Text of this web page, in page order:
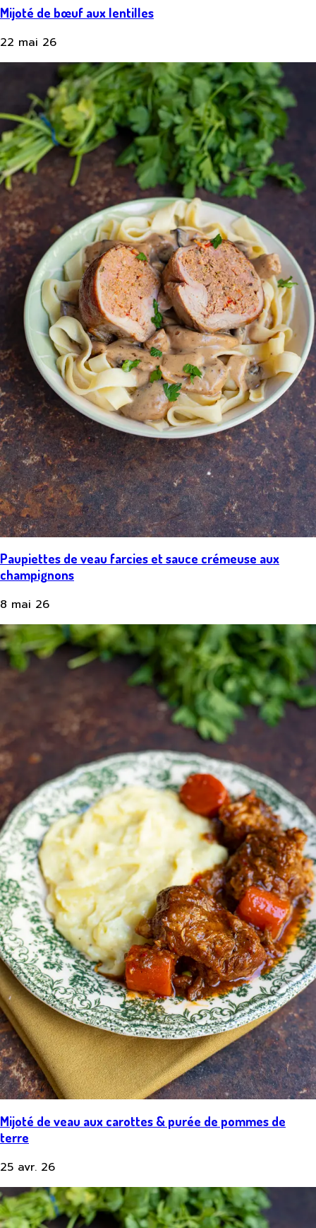
Mijoté de bœuf aux lentilles
22 mai 26
Paupiettes de veau farcies et sauce crémeuse aux
champignons
8 mai 26
Mijoté de veau aux carottes & purée de pommes de
terre
25 avr. 26